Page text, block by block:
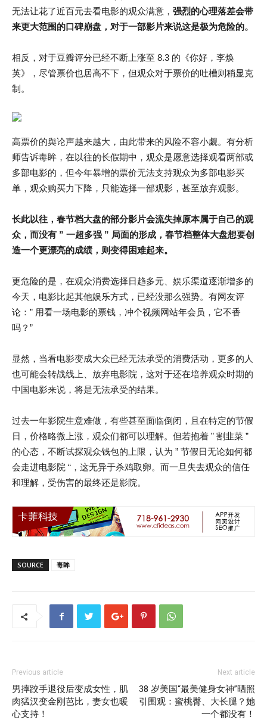
无法让花了近百元去看电影的观众满意， 强烈的心理落差会带
来更大范围的口碑崩盘，对于一部影片来说这是极为危险的。
相反，对于豆瓣评分已经不断上涨至 8.3 的《你好，李焕
英》，尽管票价也居高不下，但观众对于票价的吐槽则稍显克
制。
高票价的舆论声越来越大，由此带来的风险不容小觑。有分析
师告诉毒眸，在以往的长假期中，观众是愿意选择观看两部或
多部电影的，但今年暴增的票价无法支持观众为多部电影买
单，观众购买力下降，只能选择一部观影，甚至放弃观影。
长此以往，春节档大盘的部分影片会流失掉原本属于自己的观
众，而没有 ” 一超多强 ” 局面的形成，春节档整体大盘想要创
造一个更漂亮的成绩，则变得困难起来。
更危险的是，在观众消费选择日趋多元、娱乐渠道逐渐增多的
今天，电影比起其他娱乐方式，已经没那么强势。有网友评
论：” 用看一场电影的票钱，冲个视频网站年会员，它不香
吗？”
显然，当看电影变成大众已经无法承受的消费活动，更多的人
也可能会转战线上、放弃电影院，这对于还在培养观众时期的
中国电影来说，将是无法承受的结果。
过去一年影院生意难做，有些甚至面临倒闭，且在特定的节假
日，价格略微上涨，观众们都可以理解。但若抱着 ” 割韭菜 ”
的心态，不断试探观众钱包的上限，认为 ” 节假日无论如何都
会走进电影院 “，这无异于杀鸡取卵。而一旦失去观众的信任
和理解，受伤害的最终还是影院。
SOURCE 毒眸
Previous article
男摔跤手退役后变成女性，肌
肉猛汉变金刚芭比，妻女也暖
心支持！
Next article
38 岁美国“最美健身女神”晒照
引围观：蜜桃臀、大长腿？她
一个都没有！